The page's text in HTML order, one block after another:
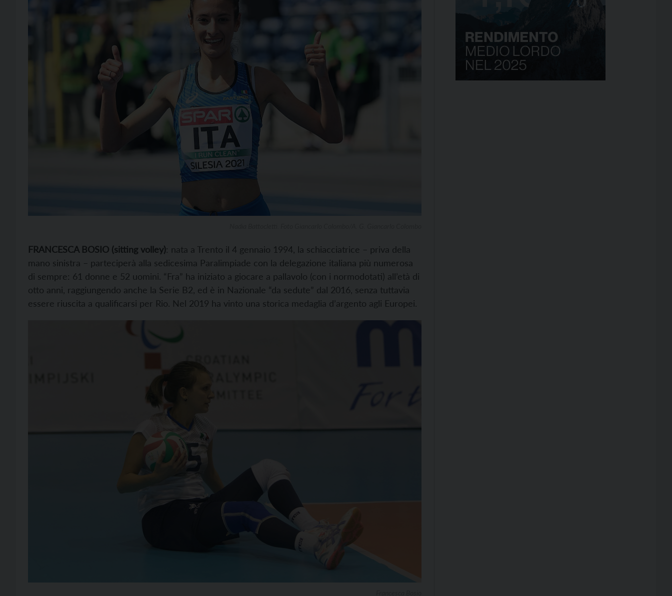
FRANCESCA BOSIO (sitting volley): nata a Trento il 4 gennaio 1994, la schiacciatrice – priva della
mano sinistra – parteciperà alla sedicesima Paralimpiade con la delegazione italiana più numerosa
di sempre: 61 donne e 52 uomini. “Fra” ha iniziato a giocare a pallavolo (con i normodotati) all’età di
otto anni, raggiungendo anche la Serie B2, ed è in Nazionale “da sedute” dal 2016, senza tuttavia
essere riuscita a qualificarsi per Rio. Nel 2019 ha vinto una storica medaglia d’argento agli Europei.